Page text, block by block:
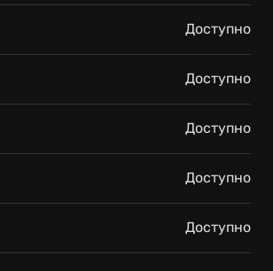
Доступно
Доступно
Доступно
Доступно
Доступно